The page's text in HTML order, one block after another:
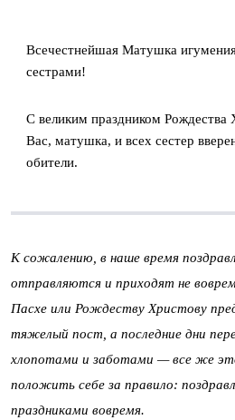
Всечестнейшая Матушка
сестрами!
С великим праздником Рождества
Вас, матушка, и всех сестер
обители.
К сожалению, в наше время
отправляются и приходят не
Пасхе или Рождеству Христову
тяжелый пост, а последние дни
хлопотами и заботами — все же
положить себе за правило:
праздниками вовремя.